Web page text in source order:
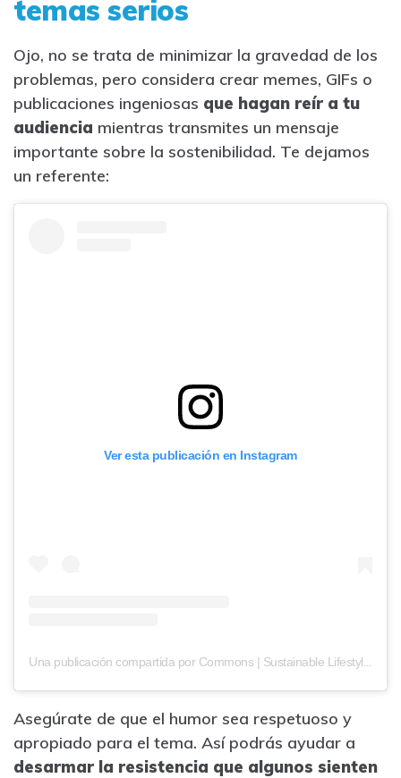
temas serios
Ojo, no se trata de minimizar la gravedad de los
problemas, pero considera crear memes, GIFs o
publicaciones ingeniosas que hagan reír a tu
audiencia mientras transmites un mensaje
importante sobre la sostenibilidad. Te dejamos
un referente:
Ver esta publicación en Instagram
Una publicación compartida por Commons | Sustainable Lifestyle App (@the.commons.earth)
Asegúrate de que el humor sea respetuoso y
apropiado para el tema. Así podrás ayudar a
desarmar la resistencia que algunos sienten